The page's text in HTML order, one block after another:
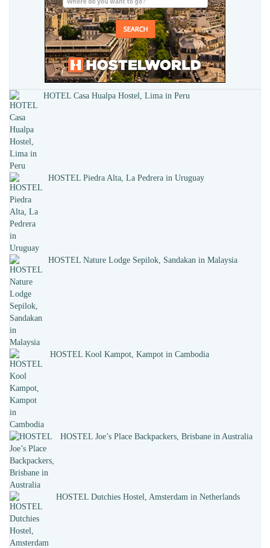
HOTEL Casa Hualpa Hostel, Lima in Peru
HOSTEL Piedra Alta, La Pedrera in Uruguay
HOSTEL Nature Lodge Sepilok, Sandakan in Malaysia
HOSTEL Kool Kampot, Kampot in Cambodia
HOSTEL Joe’s Place Backpackers, Brisbane in Australia
HOSTEL Dutchies Hostel, Amsterdam in Netherlands